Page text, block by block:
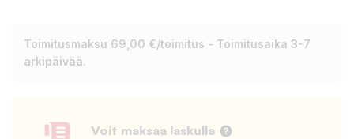
Toimitusmaksu 69,00 €/toimitus - Toimitusaika 3-7
arkipäivää.
Voit maksaa laskulla